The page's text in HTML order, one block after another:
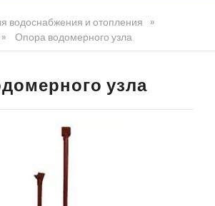
водоснабжения и отопления »
» Опора водомерного узла
узла